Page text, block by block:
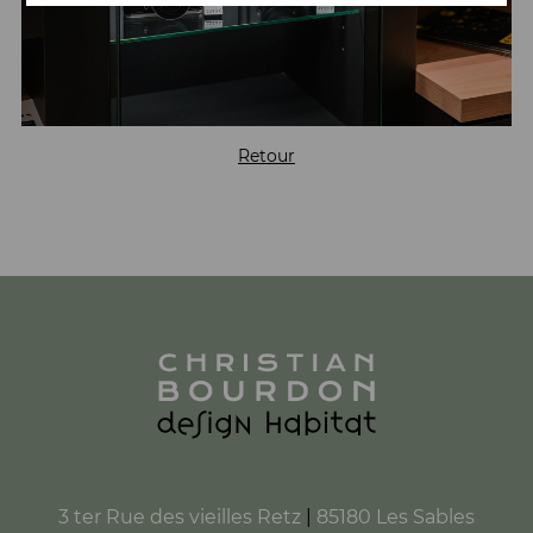
Retour
3 ter Rue des vieilles Retz 85180 Les Sables